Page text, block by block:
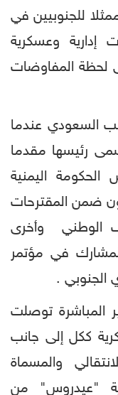
للجنوبيين في
إدارية وعسكرية
لحظة المفاوضات
السعودي عندما
رئيسها مقدما
اليمنية
ضمن المقترحات
الوطني وأخرى
في مؤتمر
الجنوبي .
المباشرة توصلت
ككل إلى جانب
والمسماة
"عيدروس" من